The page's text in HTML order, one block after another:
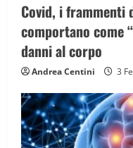
Covid, i
comportano come
danni al corpo
Andrea Centini 3